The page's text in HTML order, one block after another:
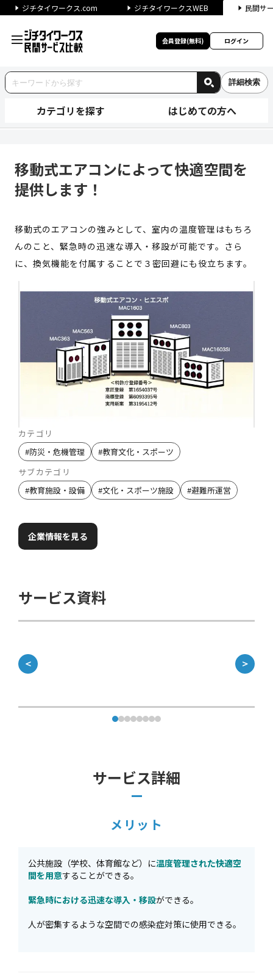
ジチタイワークス.com ジチタイワークスWEB 民間サ
会員登録(無料) ログイン
詳細検索
カテゴリを探す はじめての方へ
移動式エアコンによって快適空間を
提供します！
移動式のエアコンの強みとして、室内の温度管理はもちろ
んのこと、緊急時の迅速な導入・移設が可能です。さら
に、換気機能を付属することで３密回避にも役立ちます。
カテゴリ
#防災・危機管理 #教育文化・スポーツ
サブカテゴリ
#教育施設・設備 #文化・スポーツ施設 #避難所運営
企業情報を見る
サービス資料
＜ ＞
サービス詳細
メリット
公共施設（学校、体育館など）に温度管理された快適空
間を用意することができる。
緊急時における迅速な導入・移設ができる。
人が密集するような空間での感染症対策に使用できる。